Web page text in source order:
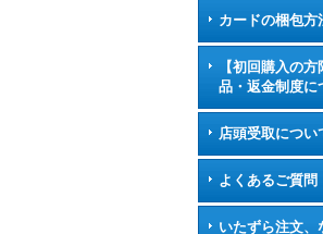
カードの梱包方
【初回購入の
品・返金制度に
店頭受取につい
よくあるご質問
いたずら注文、